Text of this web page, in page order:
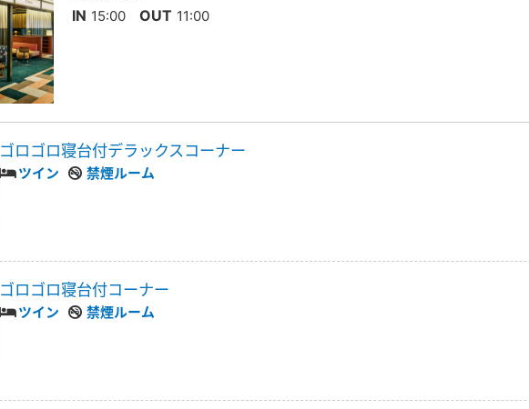
IN 15:00 OUT 11:00
ゴロゴロ寝台付デラックスコーナー
ツイン 禁煙ルーム
ゴロゴロ寝台付コーナー
ツイン 禁煙ルーム